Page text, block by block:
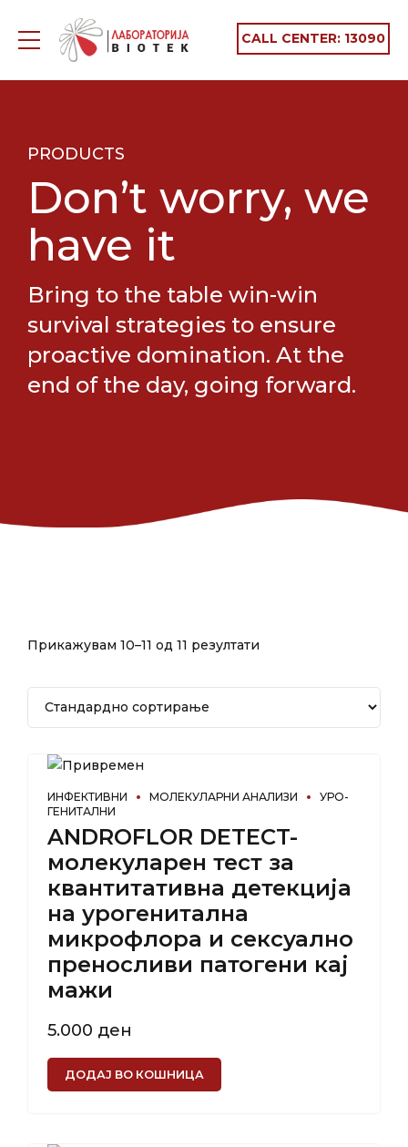
CALL CENTER: 13090
PRODUCTS
Don’t worry, we
have it
Bring to the table win-win
survival strategies to ensure
proactive domination. At the
end of the day, going forward.
Прикажувам 10–11 од 11 резултати
ИНФЕКТИВНИ МОЛЕКУЛАРНИ АНАЛИЗИ
УРО-
ГЕНИТАЛНИ
ANDROFLOR DETECT-
молекуларен тест за
квантитативна детекција
на урогенитална
микрофлора и сексуално
преносливи патогени кај
мажи
5.000 ден
ДОДАЈ ВО КОШНИЦА